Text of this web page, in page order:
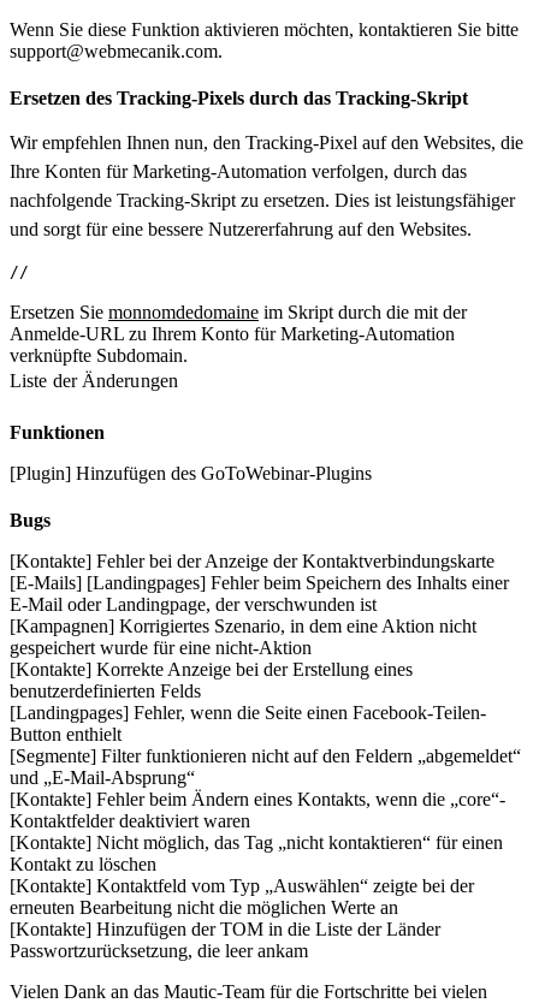
Wenn Sie diese Funktion aktivieren möchten, kontaktieren Sie bitte
support@webmecanik.com.
Ersetzen des Tracking-Pixels durch das Tracking-Skript
Wir empfehlen Ihnen nun, den Tracking-Pixel auf den Websites, die
Ihre Konten für Marketing-Automation verfolgen, durch das
nachfolgende Tracking-Skript zu ersetzen. Dies ist leistungsfähiger
und sorgt für eine bessere Nutzererfahrung auf den Websites.
//
Ersetzen Sie monnomdedomaine im Skript durch die mit der
Anmelde-URL zu Ihrem Konto für Marketing-Automation
verknüpfte Subdomain.
Liste der Änderungen
Funktionen
[Plugin] Hinzufügen des GoToWebinar-Plugins
Bugs
[Kontakte] Fehler bei der Anzeige der Kontaktverbindungskarte
[E-Mails] [Landingpages] Fehler beim Speichern des Inhalts einer
E-Mail oder Landingpage, der verschwunden ist
[Kampagnen] Korrigiertes Szenario, in dem eine Aktion nicht
gespeichert wurde für eine nicht-Aktion
[Kontakte] Korrekte Anzeige bei der Erstellung eines
benutzerdefinierten Felds
[Landingpages] Fehler, wenn die Seite einen Facebook-Teilen-
Button enthielt
[Segmente] Filter funktionieren nicht auf den Feldern „abgemeldet“
und „E-Mail-Absprung“
[Kontakte] Fehler beim Ändern eines Kontakts, wenn die „core“-
Kontaktfelder deaktiviert waren
[Kontakte] Nicht möglich, das Tag „nicht kontaktieren“ für einen
Kontakt zu löschen
[Kontakte] Kontaktfeld vom Typ „Auswählen“ zeigte bei der
erneuten Bearbeitung nicht die möglichen Werte an
[Kontakte] Hinzufügen der TOM in die Liste der Länder
Passwortzurücksetzung, die leer ankam
Vielen Dank an das Mautic-Team für die Fortschritte bei vielen